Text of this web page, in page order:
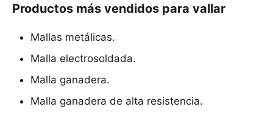
Productos más vendidos para vallar
Mallas metálicas.
Malla electrosoldada.
Malla ganadera.
Malla ganadera de alta resistencia.